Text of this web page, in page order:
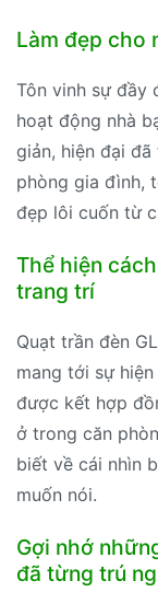
Làm đẹp cho
Tôn vinh sự đầy
hoạt động nhà
giản, hiện đại
phòng gia đình,
đẹp lôi cuốn từ
Thể hiện
trang trí
Quạt trần đèn
mang tới sự
được kết hợp
ở trong căn
biết về cái nhìn
muốn nói.
Gợi nhớ
đã từng trú